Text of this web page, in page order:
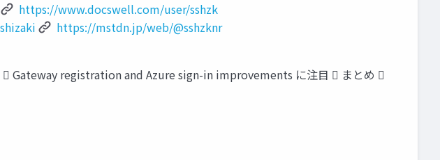
https://www.docswell.com/user/sshzk
https://mstdn.jp/web/@sshzknr
Gateway registration and Azure sign-in improvements に注目  まとめ 